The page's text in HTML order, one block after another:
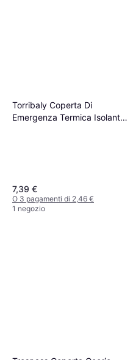
Torribaly Coperta Di
Emergenza Termica Isolante
7,39 €
O 3 pagamenti di 2,46 €
1 negozio